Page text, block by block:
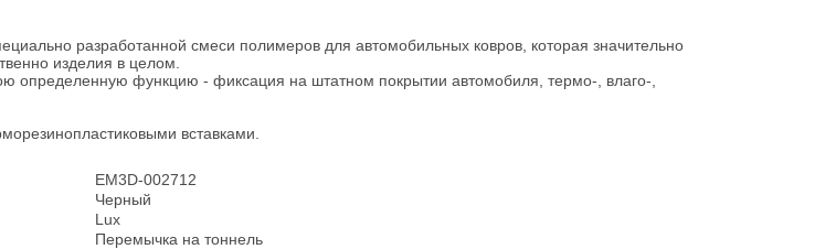
разработанной смеси полимеров для автомобильных ковров, которая значительно
изделия в целом.
определенную функцию - фиксация на штатном покрытии автомобиля, термо-, влаго-,
вставками.
EM3D-002712
Черный
Lux
Перемычка на тоннель